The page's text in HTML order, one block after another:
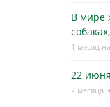
В мире
1 месяц
22
2 месяца